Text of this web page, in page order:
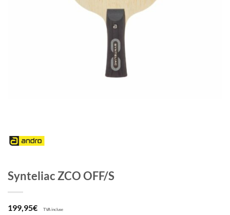
Synteliac ZCO OFF/S
199,95€ TVA incluse